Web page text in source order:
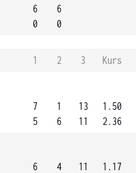
6
0
6
0
1 2 3
Kurs
7
5
1
6
13
11
1.50
2.36
6
4
11
1.17